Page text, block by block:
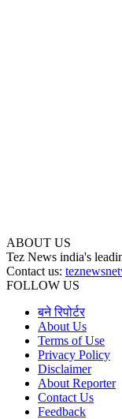
ABOUT US
Tez News india's
Contact us:
FOLLOW US
बने रिपोर्टर
About Us
Terms of Use
Privacy Policy
Disclaimer
About Reporter
Contact Us
Feedback